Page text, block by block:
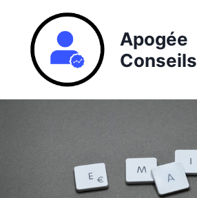
contenu
Apogée
Conseils